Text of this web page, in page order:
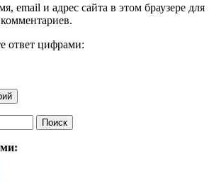
email и адрес сайта в этом браузере для
ответ цифрами: